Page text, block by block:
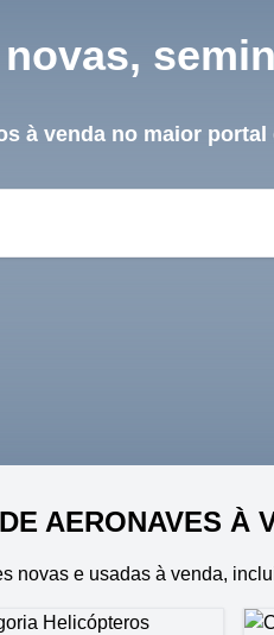
à venda no maior
AERONAVES À
novas e usadas à venda,